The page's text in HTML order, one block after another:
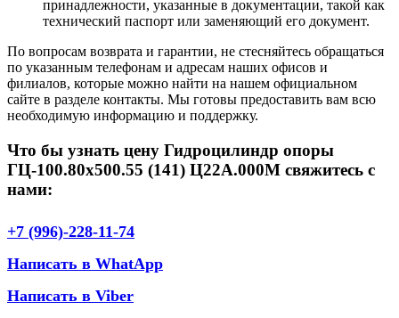
принадлежности, указанные в документации, такой как
технический паспорт или заменяющий его документ.
По вопросам возврата и гарантии, не стесняйтесь обращаться
по указанным телефонам и адресам наших офисов и
филиалов, которые можно найти на нашем официальном
сайте в разделе контакты. Мы готовы предоставить вам всю
необходимую информацию и поддержку.
Что бы узнать цену Гидроцилиндр опоры
ГЦ-100.80х500.55 (141) Ц22А.000М свяжитесь с
нами:
+7 (996)-228-11-74
Написать в WhatApp
Написать в Viber